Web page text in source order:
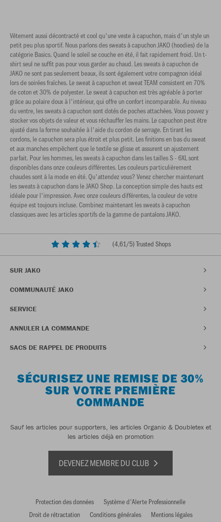
Vêtement aussi décontracté et cool qu'une veste à capuchon, mais d'un style un
petit peu plus sportif. Nous parlons des sweats à capuchon JAKO (hoodies) de la
catégorie Basics. Quand le soleil se couche en été, il fait rapidement froid. Un t-
shirt seul ne suffit pas pour vous garder au chaud. Les sweats à capuchon de
JAKO ne sont pas seulement beaux, ils sont également votre compagnon idéal
lors de soirées fraîches. Le sweat à capuchon et sweat TEAM consistent en 70%
de coton et 30% de polyester. Le sweat à capuchon est très agréable à porter
grâce au polaire doux à l'intérieur, qui offre un confort incomparable. Au niveau
du ventre, les sweats à capuchon sont dotés de poches attachées. Vous pouvez y
stocker vos objets de valeur et vous réchauffer les mains. Le capuchon peut être
ajusté dans la forme souhaitée à l'aide du cordon de serrage. En tirant les
cordons, le capuchon sera plus étroit et plus petit. Les finitions en bas du sweat
et aux manches empêchent que le textile se glisse et assurent un ajustement
parfait. Pour les hommes, les sweats à capuchon dans les tailles S - 6XL sont
disponibles dans onze couleurs différentes. Les couleurs particulièrement
chaudes sont à la mode en été. Qu'attendez vous? Venez chercher maintenant
les sweats à capuchon dans le JAKO Shop. La conception simple des hauts est
idéale pour l'impression. Avec onze couleurs différentes, la couleur de votre
équipe est toujours incluse. Combinez maintenant les sweats à capuchon
classiques avec les articles sportifs de la gamme de pantalons JAKO.
(4,61/5) Trusted Shops
SUR JAKO
COMMUNAUTÉ JAKO
SERVICE
ANNULER LA COMMANDE
SACS DE RAPPEL DE PRODUITS
SÉCURISEZ UNE REMISE DE 30%
SUR VOTRE PREMIÈRE
COMMANDE
Sauf les articles pour supporters, les articles Organic & Doubletex et
les articles déjà en promotion
DEVENEZ MEMBRE DU CLUB
Protection des données
Système d'Alerte Professionnelle
Droit de rétractation
Conditions générales Mentions légales